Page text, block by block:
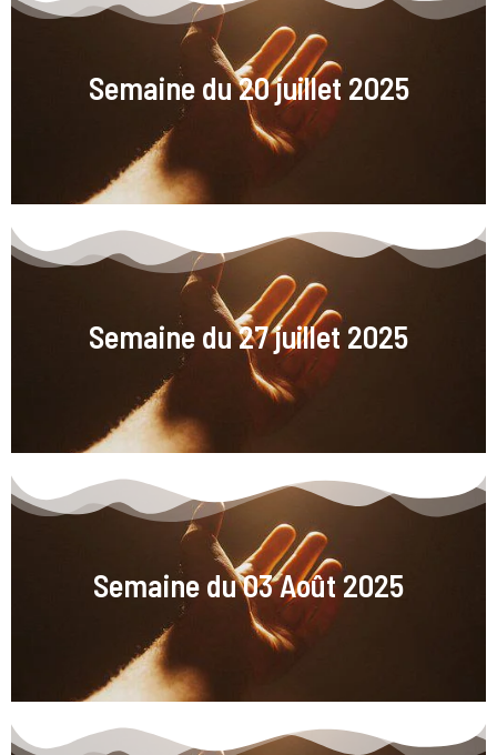
Semaine du 20 juillet 2025
Semaine du 27 juillet 2025
Semaine du 03 Août 2025